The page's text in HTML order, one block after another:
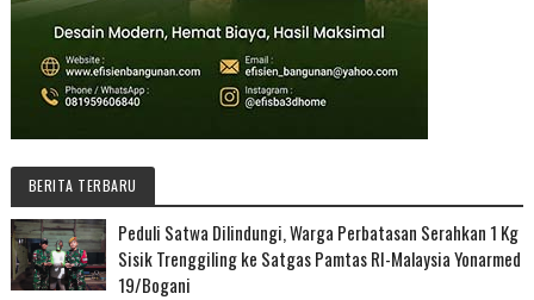
BERITA TERBARU
Peduli Satwa Dilindungi, Warga Perbatasan Serahkan 1 Kg
Sisik Trenggiling ke Satgas Pamtas RI-Malaysia Yonarmed
19/Bogani